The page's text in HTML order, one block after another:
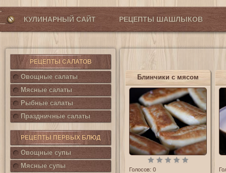
КУЛИНАРНЫЙ САЙТ РЕЦЕПТЫ ШАШЛЫКОВ
РЕЦЕПТЫ САЛАТОВ
Овощные салаты
Мясные салаты
Рыбные салаты
Праздничные салаты
РЕЦЕПТЫ ПЕРВЫХ БЛЮД
Овощные супы
Мясные супы
Блинчики с мясом
Голосов: 0